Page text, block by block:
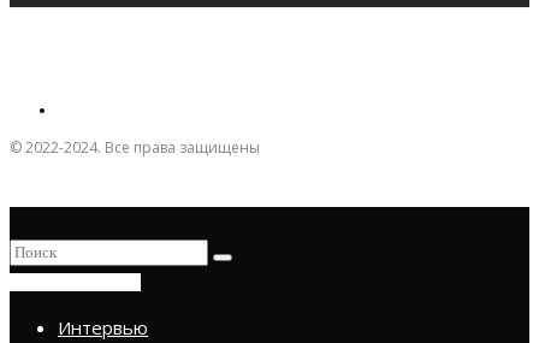
© 2022-2024. Все права защищены
Интервью